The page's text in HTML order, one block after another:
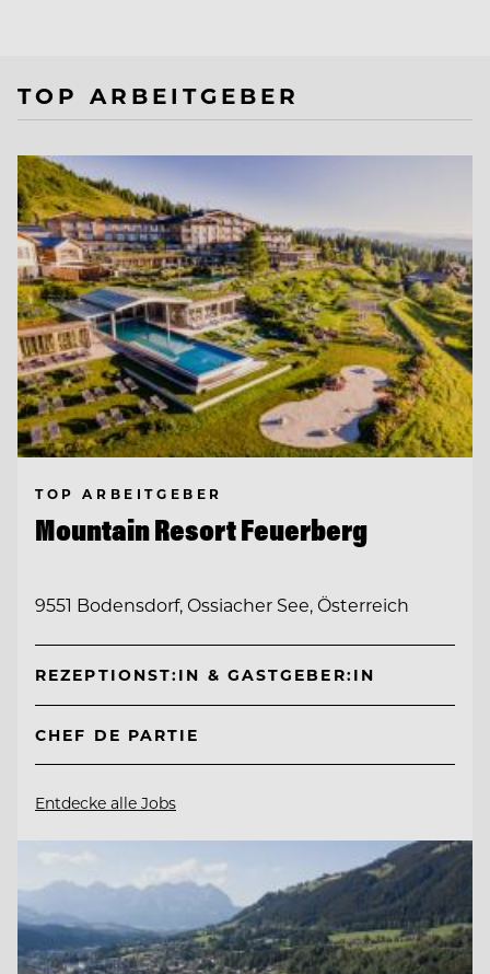
TOP ARBEITGEBER
TOP ARBEITGEBER
Mountain Resort Feuerberg
9551 Bodensdorf, Ossiacher See, Österreich
REZEPTIONST:IN & GASTGEBER:IN
CHEF DE PARTIE
Entdecke alle Jobs